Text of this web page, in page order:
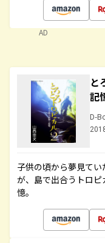
AD
と
記
D-
子供の頃から夢見て
が、島で出合うトロ
憶。